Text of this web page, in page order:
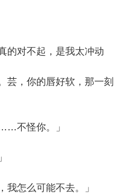
对不起，是我太冲动
芸，你的唇好软，那一刻
不怪你。」
怎么可能不去。」